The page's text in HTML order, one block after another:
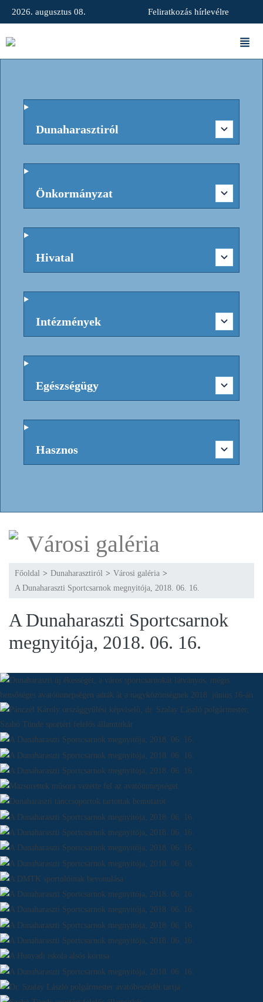
2026. augusztus 08. Feliratkozás hírlevélre
Dunaharasztiról
Önkormányzat
Hivatal
Intézmények
Egészségügy
Hasznos
Városi galéria
Főoldal > Dunaharasztiról > Városi galéria >
A Dunaharaszti Sportcsarnok megnyitója, 2018. 06. 16.
A Dunaharaszti Sportcsarnok
megnyitója, 2018. 06. 16.